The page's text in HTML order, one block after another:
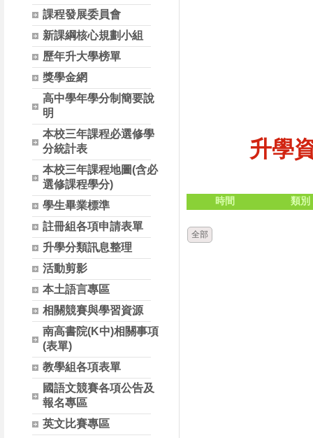
課程發展委員會
新課綱核心規劃小組
歷年升大學榜單
獎學金網
高中學年學分制簡要說
明
本校三年課程必選修學
分統計表
本校三年課程地圖(含必
選修課程學分)
學生畢業標準
註冊組各項申請表單
升學分類訊息整理
活動剪影
本土語言專區
相關競賽與學習資源
南高書院(K中)相關事項
(表單)
教學組各項表單
國語文競賽各項公告及
報名專區
英文比賽專區
升學
時間 類別
全部